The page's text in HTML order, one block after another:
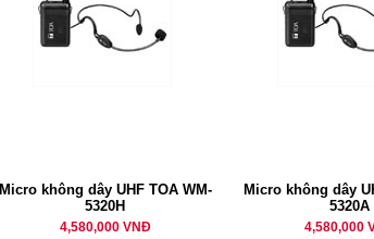
Micro không dây UHF TOA WM-
5320H
4,580,000 VNĐ
Micro không dây
5320A
4,580,000